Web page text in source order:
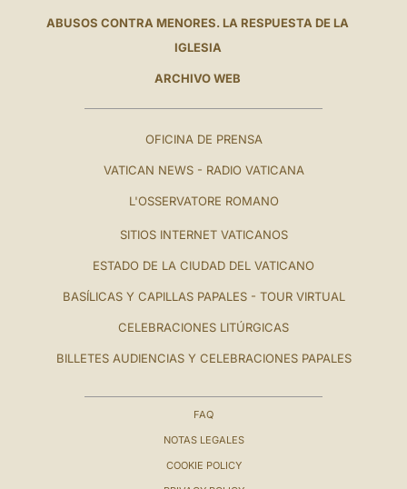
ABUSOS CONTRA MENORES. LA RESPUESTA DE LA
IGLESIA
ARCHIVO WEB
OFICINA DE PRENSA
VATICAN NEWS - RADIO VATICANA
L'OSSERVATORE ROMANO
SITIOS INTERNET VATICANOS
ESTADO DE LA CIUDAD DEL VATICANO
BASÍLICAS Y CAPILLAS PAPALES - TOUR VIRTUAL
CELEBRACIONES LITÚRGICAS
BILLETES AUDIENCIAS Y CELEBRACIONES PAPALES
FAQ
NOTAS LEGALES
COOKIE POLICY